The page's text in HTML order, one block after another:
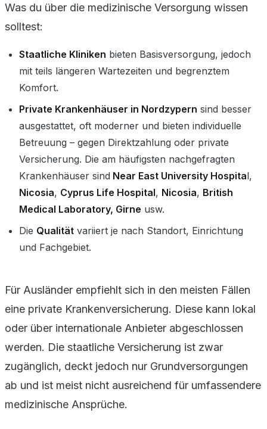
Was du über die medizinische Versorgung wissen
solltest:
Staatliche Kliniken bieten Basisversorgung, jedoch
mit teils längeren Wartezeiten und begrenztem
Komfort.
Private Krankenhäuser in Nordzypern sind besser
ausgestattet, oft moderner und bieten individuelle
Betreuung – gegen Direktzahlung oder private
Versicherung. Die am häufigsten nachgefragten
Krankenhäuser sind Near East University Hospital,
Nicosia, Cyprus Life Hospital, Nicosia, British
Medical Laboratory, Girne usw.
Die Qualität variiert je nach Standort, Einrichtung
und Fachgebiet.
Für Ausländer empfiehlt sich in den meisten Fällen
eine private Krankenversicherung. Diese kann lokal
oder über internationale Anbieter abgeschlossen
werden. Die staatliche Versicherung ist zwar
zugänglich, deckt jedoch nur Grundversorgungen
ab und ist meist nicht ausreichend für umfassendere
medizinische Ansprüche.